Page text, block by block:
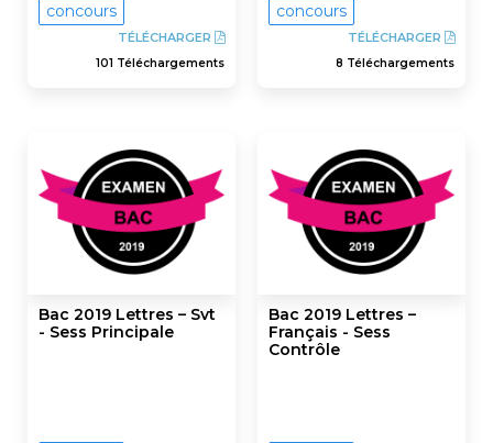
concours
TÉLÉCHARGER
101 Téléchargements
concours
TÉLÉCHARGER
8 Téléchargements
Bac 2019 Lettres – Svt
- Sess Principale
Bac 2019 Lettres –
Français - Sess
Contrôle